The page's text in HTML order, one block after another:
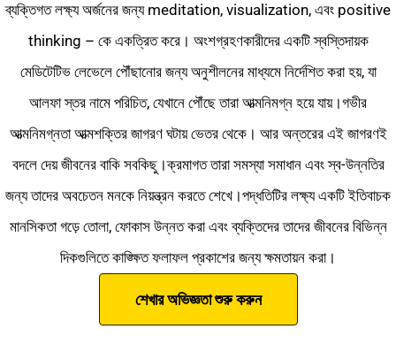
ব্যক্তিগত লক্ষ্য অর্জনের জন্য meditation, visualization, এবং positive
thinking – কে একত্রিত করে। অংশগ্রহণকারীদের একটি স্বস্তিদায়ক
মেডিটেটিভ লেভেলে পৌঁছানোর জন্য অনুশীলনের মাধ্যমে নির্দেশিত করা হয়, যা
আলফা স্তর নামে পরিচিত, যেখানে পৌঁছে তারা আত্মনিমগ্ন হয়ে যায়।গভীর
আত্মনিমগ্নতা আত্মশক্তির জাগরণ ঘটায় ভেতর থেকে। আর অন্তরের এই জাগরণই
বদলে দেয় জীবনের বাকি সবকিছু।ক্রমাগত তারা সমস্যা সমাধান এবং স্ব-উন্নতির
জন্য তাদের অবচেতন মনকে নিয়ন্ত্রন করতে শেখে।পদ্ধতিটির লক্ষ্য একটি ইতিবাচক
মানসিকতা গড়ে তোলা, ফোকাস উন্নত করা এবং ব্যক্তিদের তাদের জীবনের বিভিন্ন
দিকগুলিতে কাঙ্ক্ষিত ফলাফল প্রকাশের জন্য ক্ষমতায়ন করা।
শেখার অভিজ্ঞতা শুরু করুন